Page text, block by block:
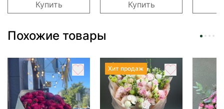
Купить Купить
Похожие товары
Хит продаж